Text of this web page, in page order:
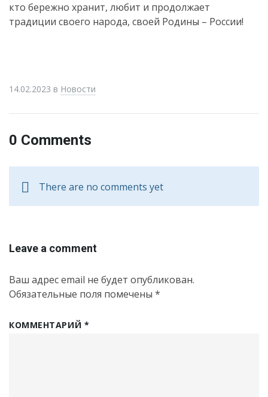
кто бережно хранит, любит и продолжает
традиции своего народа, своей Родины – России!
14.02.2023 в Новости
0 Comments
There are no comments yet
Leave a comment
Ваш адрес email не будет опубликован.
Обязательные поля помечены *
КОММЕНТАРИЙ *